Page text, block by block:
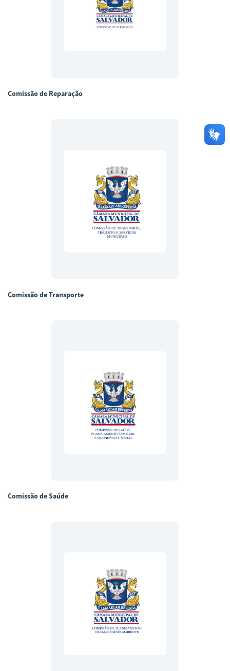
Comissão de Reparação
Comissão de Transporte
Comissão de Saúde